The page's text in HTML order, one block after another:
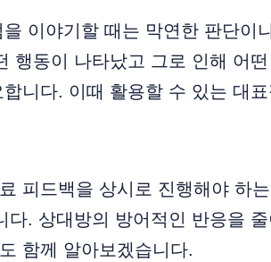
이야기할 때는 막연한 판단이
행동이 나타났고 그로 인해 어
니다. 이때 활용할 수 있는 대
피드백을 상시로 진행해야 하
다. 상대방의 방어적인 반응을
함께 알아보겠습니다.